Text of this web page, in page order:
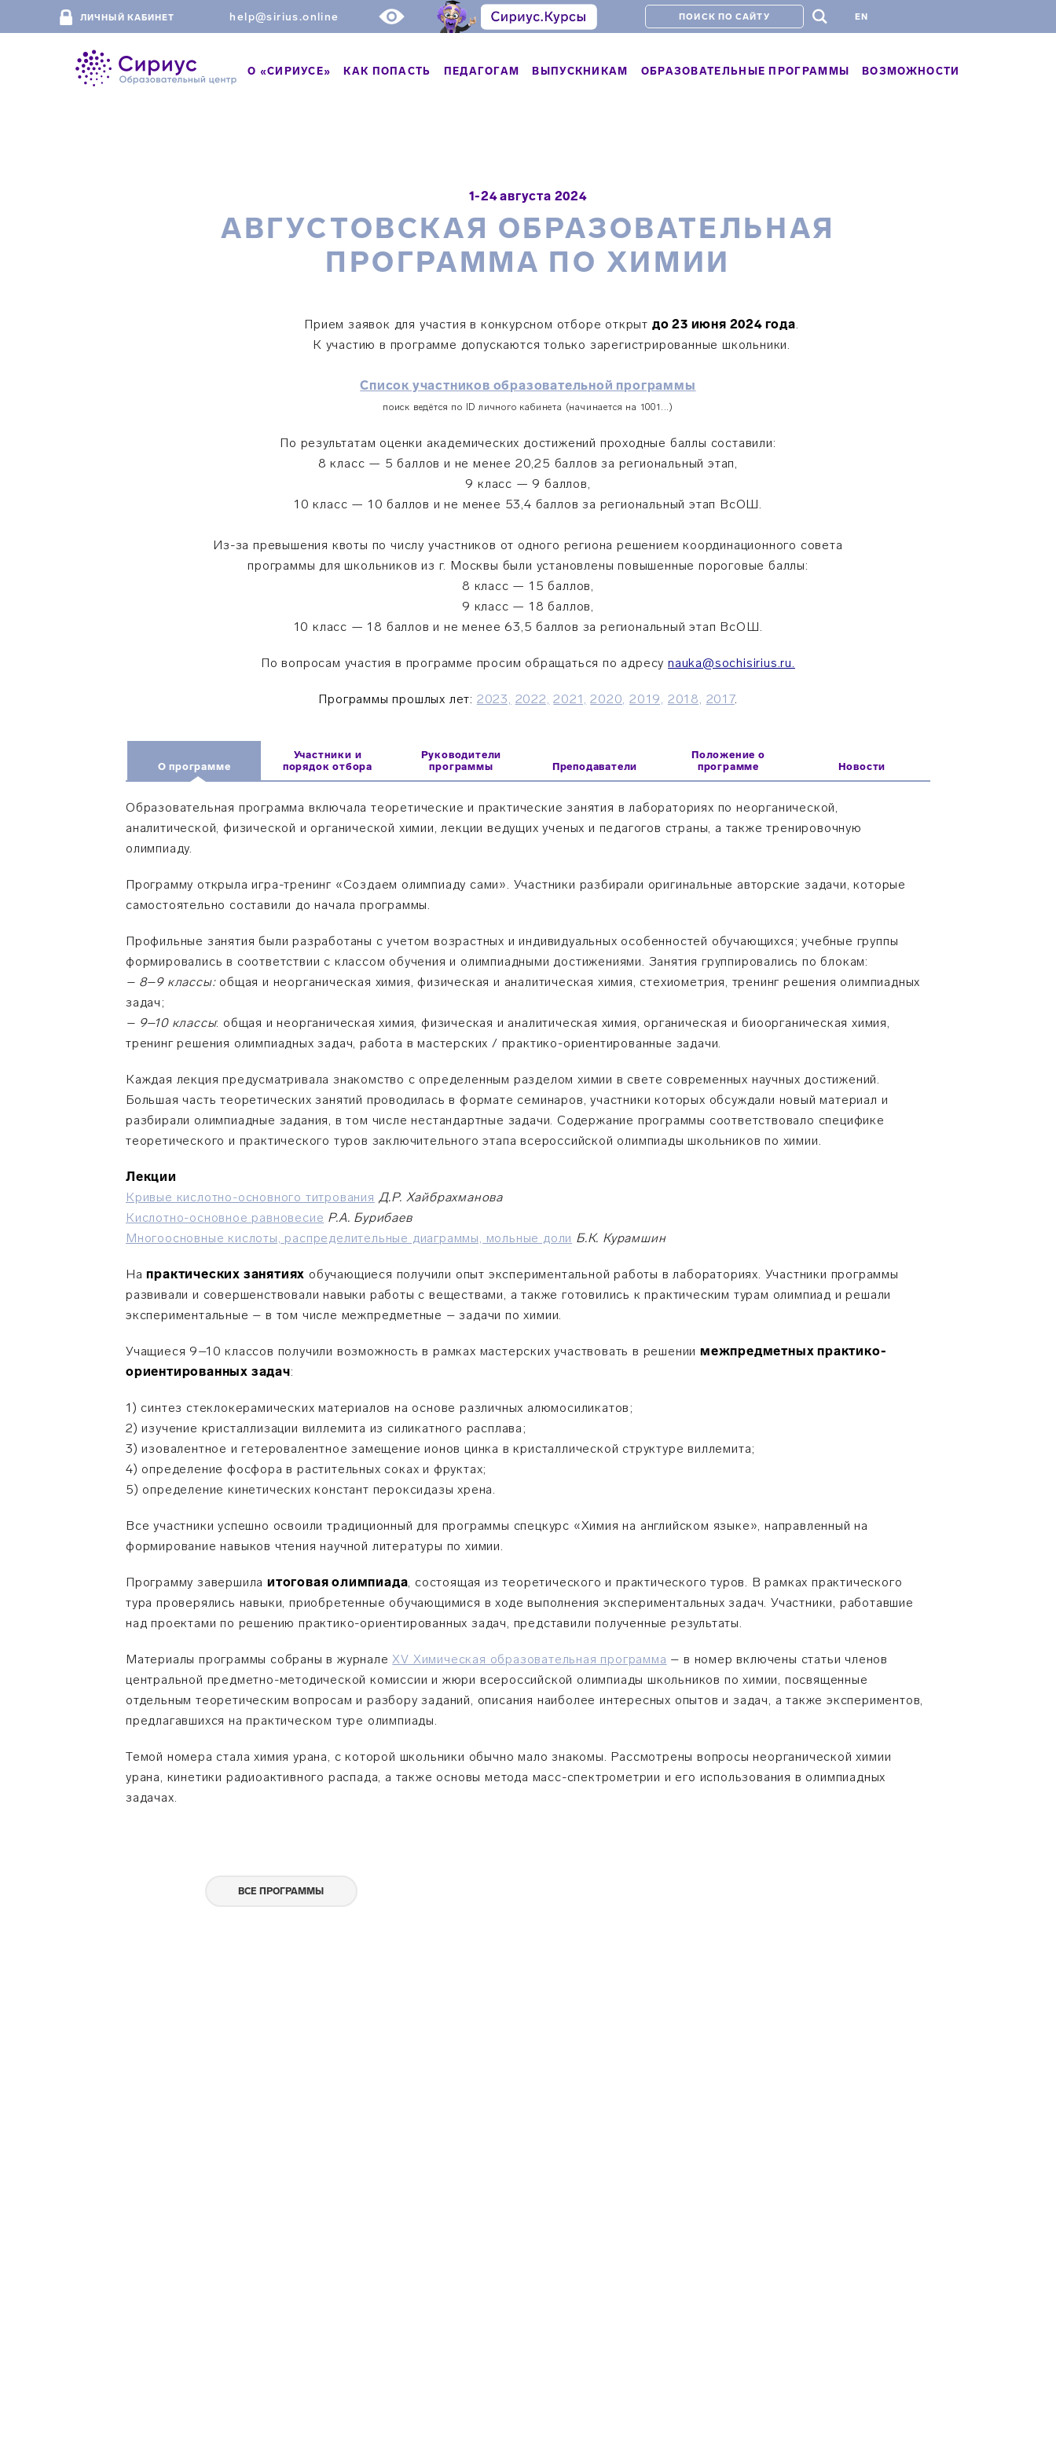
ЛИЧНЫЙ КАБИНЕТ help@sirius.online # EN
О «СИРИУСЕ» КАК ПОПАСТЬ ПЕДАГОГАМ ВЫПУСКНИКАМ ОБРАЗОВАТЕЛЬНЫЕ ПРОГРАММЫ ВОЗМОЖНОСТИ
1-24 августа 2024
АВГУСТОВСКАЯ ОБРАЗОВАТЕЛЬНАЯ
ПРОГРАММА ПО ХИМИИ
Прием заявок для участия в конкурсном отборе открыт до 23 июня 2024 года.
К участию в программе допускаются только зарегистрированные школьники.
Список участников образовательной программы
поиск ведётся по ID личного кабинета (начинается на 1001...)
По результатам оценки академических достижений проходные баллы составили:
8 класс — 5 баллов и не менее 20,25 баллов за региональный этап,
9 класс — 9 баллов,
10 класс — 10 баллов и не менее 53,4 баллов за региональный этап ВсОШ.
Из-за превышения квоты по числу участников от одного региона решением координационного совета
программы для школьников из г. Москвы были установлены повышенные пороговые баллы:
8 класс — 15 баллов,
9 класс — 18 баллов,
10 класс — 18 баллов и не менее 63,5 баллов за региональный этап ВсОШ.
По вопросам участия в программе просим обращаться по адресуnauka@sochisirius.ru.
Программы прошлых лет: 2023, 2022, 2021, 2020, 2019, 2018, 2017.
О программе
Участники и
порядок отбора
Руководители
программы
Преподаватели
Положение о
программе
Новости
Образовательная программа включала теоретические и практические занятия в лабораториях по неорганической,
аналитической, физической и органической химии, лекции ведущих ученых и педагогов страны, а также тренировочную
олимпиаду.
Программу открыла игра-тренинг «Создаем олимпиаду сами». Участники разбирали оригинальные авторские задачи, которые
самостоятельно составили до начала программы.
Профильные занятия были разработаны с учетом возрастных и индивидуальных особенностей обучающихся; учебные группы
формировались в соответствии с классом обучения и олимпиадными достижениями. Занятия группировались по блокам:
– 8–9 классы:общая и неорганическая химия, физическая и аналитическая химия, стехиометрия, тренинг решения олимпиадных
задач;
– 9–10 классы: общая и неорганическая химия, физическая и аналитическая химия, органическая и биоорганическая химия,
тренинг решения олимпиадных задач, работа в мастерских / практико-ориентированные задачи.
Каждая лекция предусматривала знакомство с определенным разделом химии в свете современных научных достижений.
Большая часть теоретических занятий проводилась в формате семинаров, участники которых обсуждали новый материал и
разбирали олимпиадные задания, в том числе нестандартные задачи. Содержание программы соответствовало специфике
теоретического и практического туров заключительного этапа всероссийской олимпиады школьников по химии.
Лекции
Кривые кислотно-основного титрования Д.Р. Хайбрахманова
Кислотно-основное равновесие Р.А. Бурибаев
Многоосновные кислоты, распределительные диаграммы, мольные доли Б.К. Курамшин
Напрактических занятиях обучающиеся получили опыт экспериментальной работы в лабораториях. Участники программы
развивали и совершенствовали навыки работы с веществами, а также готовились к практическим турам олимпиад и решали
экспериментальные – в том числе межпредметные – задачи по химии.
Учащиеся 9–10 классов получили возможность в рамках мастерских участвовать в решении межпредметных практико-
ориентированных задач:
1) синтез стеклокерамических материалов на основе различных алюмосиликатов;
2) изучение кристаллизации виллемита из силикатного расплава;
3) изовалентное и гетеровалентное замещение ионов цинка в кристаллической структуре виллемита;
4) определение фосфора в растительных соках и фруктах;
5) определение кинетических констант пероксидазы хрена.
Все участники успешно освоили традиционный для программы спецкурс «Химия на английском языке», направленный на
формирование навыков чтения научной литературы по химии.
Программу завершила итоговая олимпиада, состоящая из теоретического и практического туров. В рамках практического
тура проверялись навыки, приобретенные обучающимися в ходе выполнения экспериментальных задач. Участники, работавшие
над проектами по решению практико-ориентированных задач, представили полученные результаты.
Материалы программы собраны в журналеXV Химическая образовательная программа – в номер включены статьи членов
центральной предметно-методической комиссии и жюри всероссийской олимпиады школьников по химии, посвященные
отдельным теоретическим вопросам и разбору заданий, описания наиболее интересных опытов и задач, а также экспериментов,
предлагавшихся на практическом туре олимпиады.
Темой номера стала химия урана, с которой школьники обычно мало знакомы. Рассмотрены вопросы неорганической химии
урана, кинетики радиоактивного распада, а также основы метода масс-спектрометрии и его использования в олимпиадных
задачах.
ВСЕ ПРОГРАММЫ